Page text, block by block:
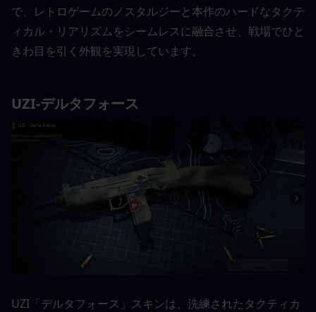
で、レトロゲームのノスタルジーと本作のハードなタクテ
ィカル・リアリズムをシームレスに融合させ、戦場でひと
きわ目を引く外観を実現しています。
UZI-デルタフォース
UZI「デルタフォース」スキンは、洗練されたタクティカ